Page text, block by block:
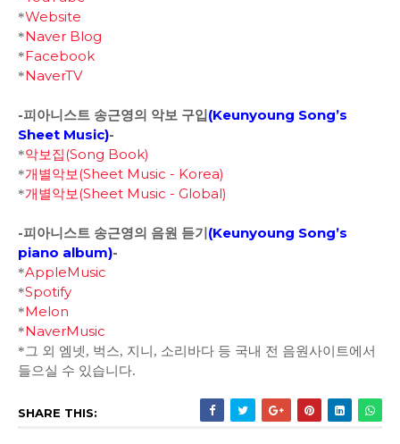
*Website
*Naver Blog
*Facebook
*NaverTV
-피아니스트 송근영의 악보 구입(Keunyoung Song’s
Sheet Music)-
*악보집(Song Book)
*개별악보(Sheet Music - Korea)
*개별악보(Sheet Music - Global)
-피아니스트 송근영의 음원 듣기(Keunyoung Song’s
piano album)-
*AppleMusic
*Spotify
*Melon
*NaverMusic
*그 외 엠넷, 벅스, 지니, 소리바다 등 국내 전 음원사이트에서
들으실 수 있습니다.
SHARE THIS: